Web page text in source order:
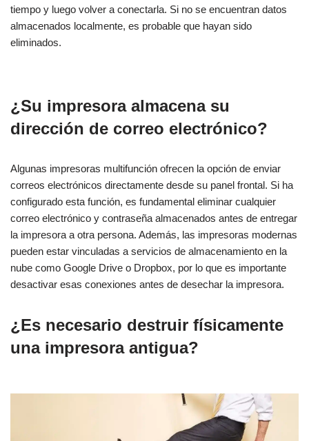
tiempo y luego volver a conectarla. Si no se encuentran datos
almacenados localmente, es probable que hayan sido
eliminados.
¿Su impresora almacena su
dirección de correo electrónico?
Algunas impresoras multifunción ofrecen la opción de enviar
correos electrónicos directamente desde su panel frontal. Si ha
configurado esta función, es fundamental eliminar cualquier
correo electrónico y contraseña almacenados antes de entregar
la impresora a otra persona. Además, las impresoras modernas
pueden estar vinculadas a servicios de almacenamiento en la
nube como Google Drive o Dropbox, por lo que es importante
desactivar esas conexiones antes de desechar la impresora.
¿Es necesario destruir físicamente
una impresora antigua?